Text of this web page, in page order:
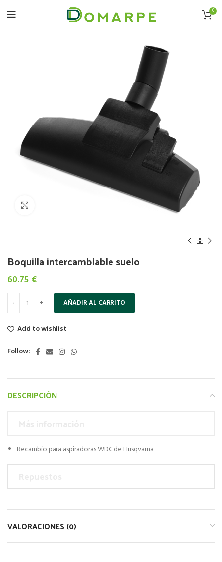
0
Boquilla intercambiable suelo
60.75 €
AÑADIR AL CARRITO
Add to wishlist
Follow:
DESCRIPCIÓN
Recambio para aspiradoras WDC de Husqvarna
VALORACIONES (0)